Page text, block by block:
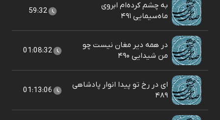
به چشم کرده‌ام ابروی
ماه‌سیمایی ۴۹۱
59:32
در همه دیر مغان نیست چو
من شیدایی ۴۹۰
01:08:32
ای در رخ تو پیدا انوار پادشاهی
۴۸۹
01:13:06